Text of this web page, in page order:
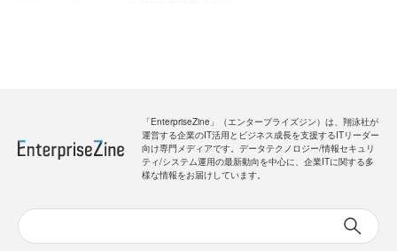
「EnterpriseZine」（エンタープライズジン）は、翔泳社が
運営する企業のIT活用とビジネス成長を支援するITリーダー
向け専門メディアです。データテクノロジー/情報セキュリ
ティ/システム運用の最新動向を中心に、企業ITに関する多
様な情報をお届けしています。